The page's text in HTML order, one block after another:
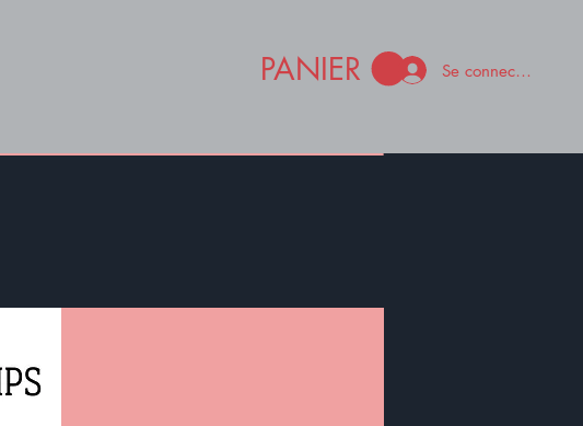
PANIER Se connecter